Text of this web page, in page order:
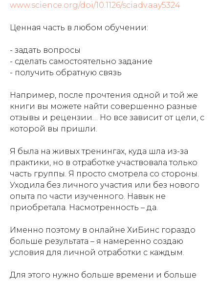
www.science.org/doi/10.1126/sciadv.aay5324
Ценная часть в любом обучении:
- задать вопросы
- сделать самостоятельно задание
- получить обратную связь
Например, после прочтения одной и той же
книги вы можете найти совершенно разные
отзывы и рецензии… Но все зависит от цели, с
которой вы пришли.
Я была на живых тренингах, куда шла из-за
практики, но в отработке участвовала только
часть группы. Я просто смотрела со стороны.
Уходила без личного участия или без нового
опыта по части изученного. Навык не
приобретала. Насмотренность – да.
Именно поэтому в онлайне ХиБинс гораздо
больше результата – я намеренно создаю
условия для личной отработки с каждым.
Для этого нужно больше времени и больше